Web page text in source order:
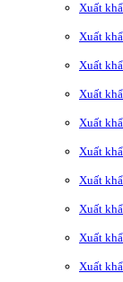
Xuất
Xuất
Xuất
Xuất
Xuất
Xuất
Xuất
Xuất
Xuất
Xuất